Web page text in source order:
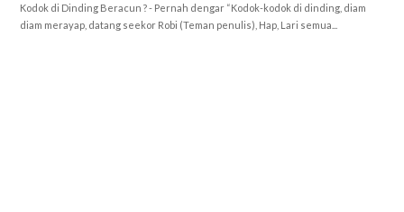
Kodok di Dinding Beracun ? - Pernah dengar “Kodok-kodok di dinding, diam
diam merayap, datang seekor Robi (Teman penulis), Hap, Lari semua...